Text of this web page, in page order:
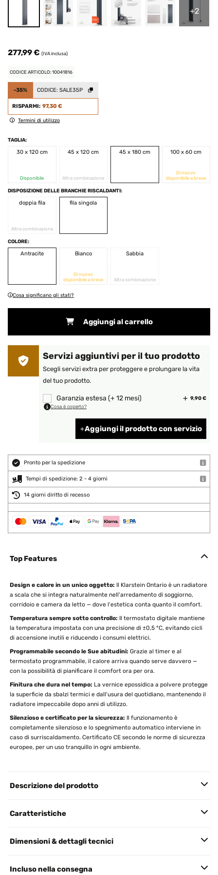
+2
277,99 € (IVA inclusa)
CODICE ARTICOLO: 10041816
-35% CODICE: SALE35P
RISPARMI: 97,30 €
Termini di utilizzo
TAGLIA:
30 x 120 cm
Disponibile
45 x 120 cm
Altra combinazione
45 x 180 cm 100 x 60 cm
Di nuovo
disponibile a breve
DISPOSIZIONE DELLE BRANCHIE RISCALDANTI:
doppia fila
Altra combinazione
fila singola
COLORE:
Antracite
Bianco
Di nuovo
disponibile a breve
Sabbia
Altra combinazione
Cosa significano gli stati?
Aggiungi al carrello
Servizi aggiuntivi per il tuo prodotto
Scegli servizi extra per proteggere e prolungare la vita
del tuo prodotto.
Garanzia estesa (+ 12 mesi) 9,90 €
Cosa è coperto?
Aggiungi il prodotto con servizio
Pronto per la spedizione
Tempi di spedizione: 2 - 4 giorni
14 giorni diritto di recesso
Top Features
Design e calore in un unico oggetto: Il Klarstein Ontario è un radiatore
a scala che si integra naturalmente nell'arredamento di soggiorno,
corridoio e camera da letto — dove l'estetica conta quanto il comfort.
Temperatura sempre sotto controllo: Il termostato digitale mantiene
la temperatura impostata con una precisione di ±0,5 °C, evitando cicli
di accensione inutili e riducendo i consumi elettrici.
Programmabile secondo le Sue abitudini: Grazie al timer e al
termostato programmabile, il calore arriva quando serve davvero —
con la possibilità di pianificare il comfort ora per ora.
Finitura che dura nel tempo: La vernice epossidica a polvere protegge
la superficie da sbalzi termici e dall'usura del quotidiano, mantenendo il
radiatore impeccabile dopo anni di utilizzo.
Silenzioso e certificato per la sicurezza: Il funzionamento è
completamente silenzioso e lo spegnimento automatico interviene in
caso di surriscaldamento. Certificato CE secondo le norme di sicurezza
europee, per un uso tranquillo in ogni ambiente.
Descrizione del prodotto
Caratteristiche
Dimensioni & dettagli tecnici
Incluso nella consegna